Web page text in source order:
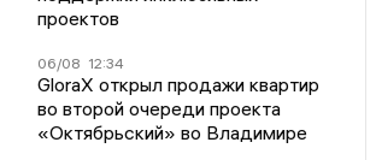
проектов
06/08 12:34
GloraX открыл продажи квартир
во второй очереди проекта
«Октябрьский» во Владимире